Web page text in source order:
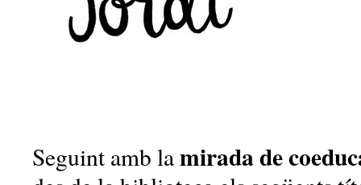
Seguint amb lamirada de